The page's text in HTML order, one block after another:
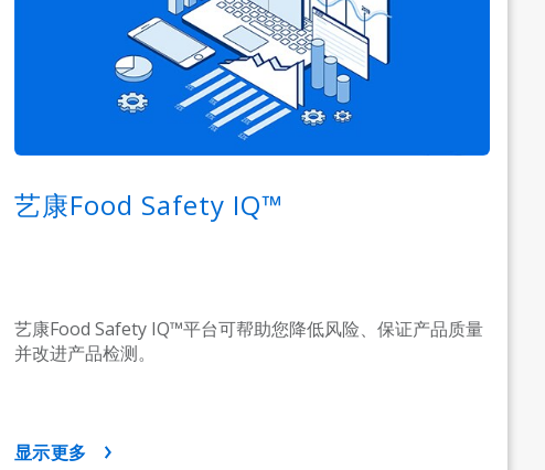
艺康Food Safety IQ™
艺康Food Safety IQ™平台可帮助您降低风险、保证产品质量
并改进产品检测。
显示更多